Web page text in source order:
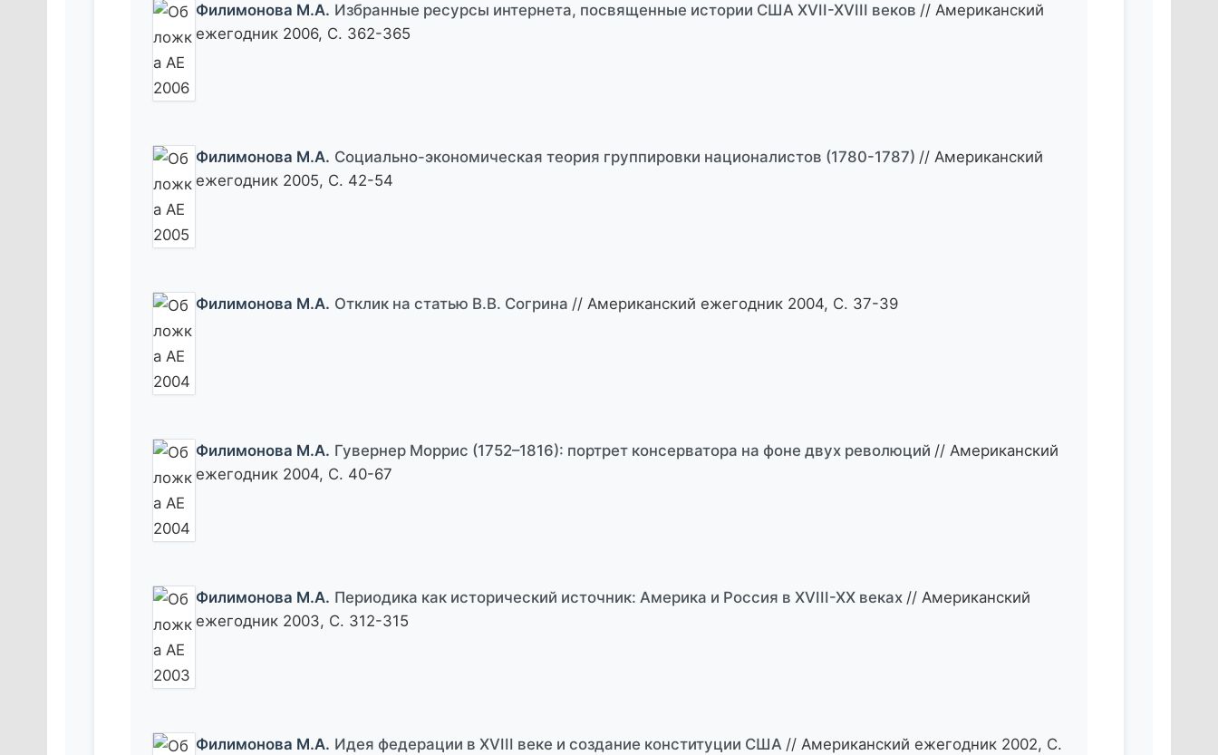
Филимонова М.А. Избранные ресурсы интернета, посвященные истории США XVII-XVIII веков // Американский
ежегодник 2006, С. 362-365
Филимонова М.А. Социально-экономическая теория группировки националистов (1780-1787) // Американский
ежегодник 2005, С. 42-54
Филимонова М.А. Отклик на статью В.В. Согрина // Американский ежегодник 2004, С. 37-39
Филимонова М.А. Гувернер Моррис (1752–1816): портрет консерватора на фоне двух революций // Американский
ежегодник 2004, С. 40-67
Филимонова М.А. Периодика как исторический источник: Америка и Россия в XVIII-XX веках // Американский
ежегодник 2003, С. 312-315
Филимонова М.А. Идея федерации в XVIII веке и создание конституции США // Американский ежегодник 2002, С.